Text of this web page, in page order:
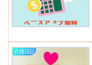
介護日記